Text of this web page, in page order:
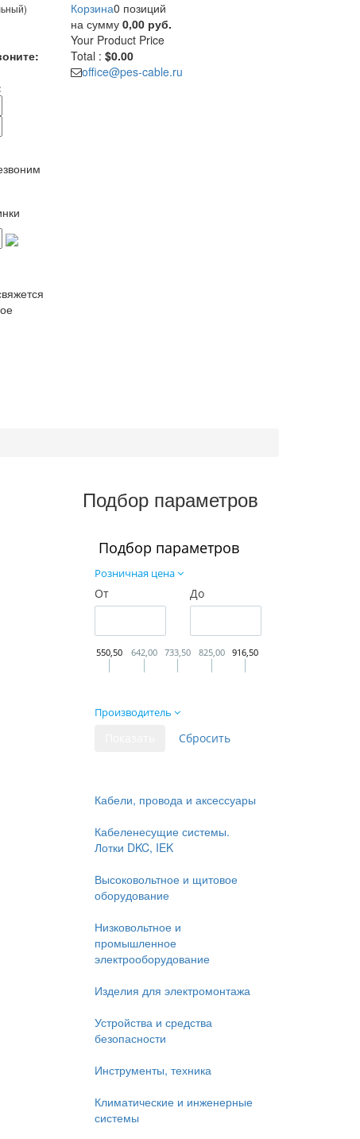
Корзина0 позиций
на сумму 0,00 руб.
Your Product Price
Total : $0.00
office@pes-cable.ru
Подбор параметров
Подбор параметров
Розничная цена
От До
550,50 642,00 733,50 825,00 916,50
Производитель
Кабели, провода и аксессуары
Кабеленесущие системы.
Лотки DKC, IEK
Высоковольтное и щитовое
оборудование
Низковольтное и
промышленное
электрооборудование
Изделия для электромонтажа
Устройства и средства
безопасности
Инструменты, техника
Климатические и инженерные
системы